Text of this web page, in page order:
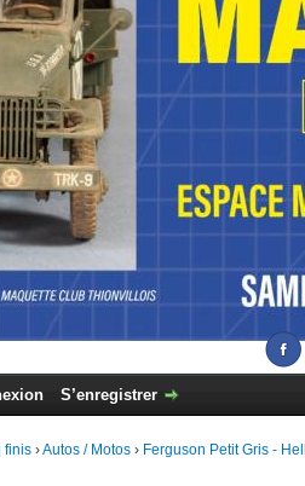
S’enregistrer
finis ›Autos / Motos › Ferguson Petit Gris -